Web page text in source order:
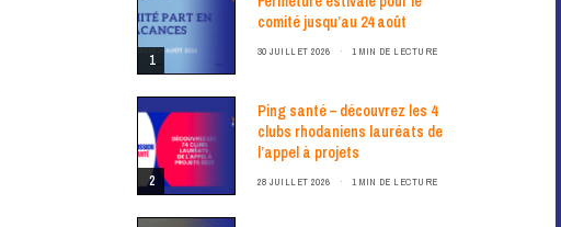
1
comité jusqu’au 24 août
30 JUILLET 2026 1 MIN DE LECTURE
2
Ping santé – découvrez les 4
clubs rhodaniens lauréats de
l’appel à projets
28 JUILLET 2026 1 MIN DE LECTURE